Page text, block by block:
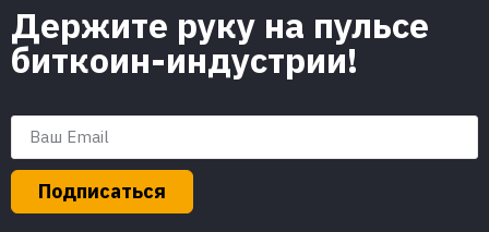
Держите руку на пульсе
биткоин-индустрии!
Подписаться